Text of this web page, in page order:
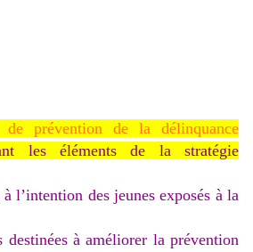
de prévention de la délinquance
les éléments de la stratégie
l’intention des jeunes exposés à la
à améliorer la prévention